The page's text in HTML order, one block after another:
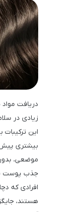
دریافت
زیادی در
این ترکیبات
بیشتری پیش
موضعی،
جذب پوست
افرادی که
هستند،